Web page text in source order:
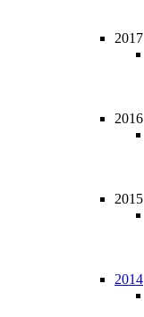
2017
2016
2015
2014